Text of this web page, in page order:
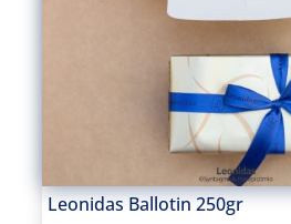
Leonidas Ballotin 250gr